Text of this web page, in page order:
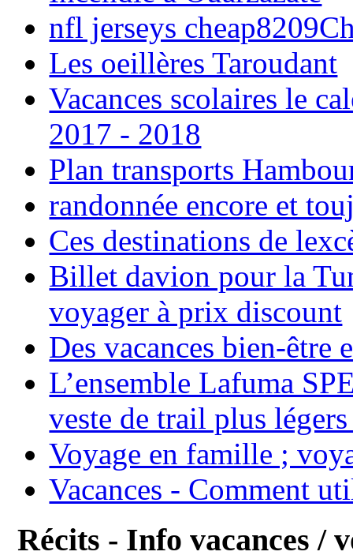
nfl jerseys
Les oeillères Taroudant
Vacances scolaires le
2017 - 2018
Plan transports
randonnée encore et
Ces destinations de
Billet davion pour la
voyager à prix discount
Des vacances bien-être
L’ensemble Lafuma
veste de trail plus
Voyage en famille ;
Vacances - Comment
Récits - Info vacances /